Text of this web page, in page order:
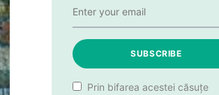
SUBSCRIBE
Prin bifarea acestei căsuțe